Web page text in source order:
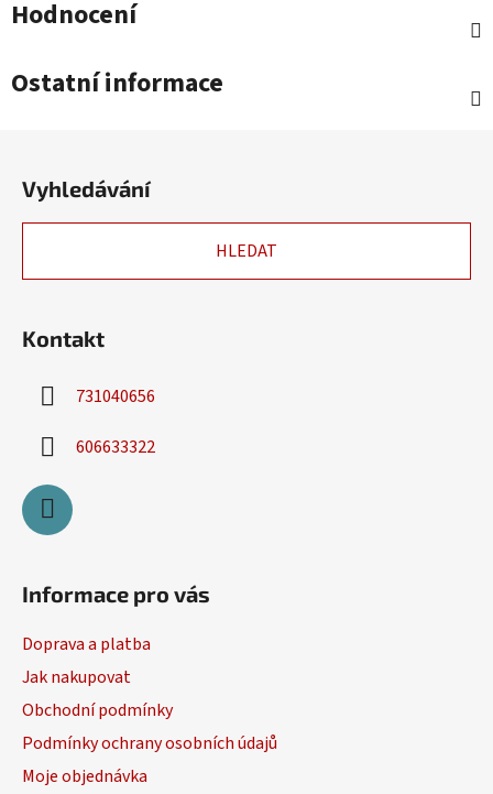
Hodnocení
Ostatní informace
Vyhledávání
HLEDAT
Kontakt
731040656
606633322
Informace pro vás
Doprava a platba
Jak nakupovat
Obchodní podmínky
Podmínky ochrany osobních údajů
Moje objednávka